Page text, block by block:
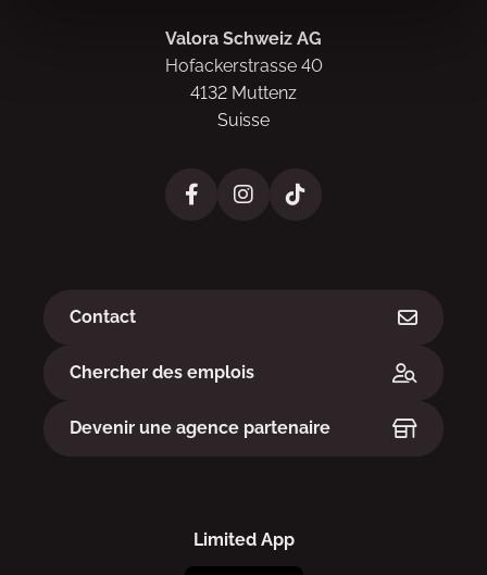
Valora Schweiz AG
Hofackerstrasse 40
4132 Muttenz
Suisse
Contact
Chercher des emplois
Devenir une agence partenaire
Limited App